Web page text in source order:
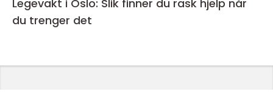
Legevakt i Oslo: Slik finner du rask hjelp når
du trenger det